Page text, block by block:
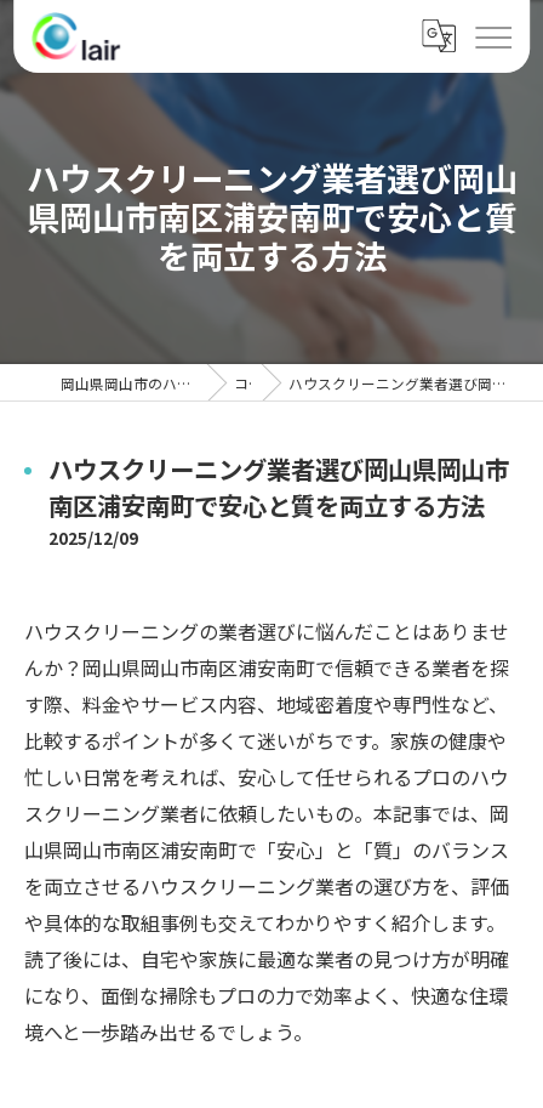
ハウスクリーニング業者選び岡山
県岡山市南区浦安南町で安心と質
を両立する方法
岡山県岡山市のハウスクリーニングならクレール コラム ハウスクリーニング業者選び岡山県岡山市南区浦安南町で安心と質を両立する方法
ハウスクリーニング業者選び岡山県岡山市
南区浦安南町で安心と質を両立する方法
2025/12/09
ハウスクリーニングの業者選びに悩んだことはありませ
んか？岡山県岡山市南区浦安南町で信頼できる業者を探
す際、料金やサービス内容、地域密着度や専門性など、
比較するポイントが多くて迷いがちです。家族の健康や
忙しい日常を考えれば、安心して任せられるプロのハウ
スクリーニング業者に依頼したいもの。本記事では、岡
山県岡山市南区浦安南町で「安心」と「質」のバランス
を両立させるハウスクリーニング業者の選び方を、評価
や具体的な取組事例も交えてわかりやすく紹介します。
読了後には、自宅や家族に最適な業者の見つけ方が明確
になり、面倒な掃除もプロの力で効率よく、快適な住環
境へと一歩踏み出せるでしょう。